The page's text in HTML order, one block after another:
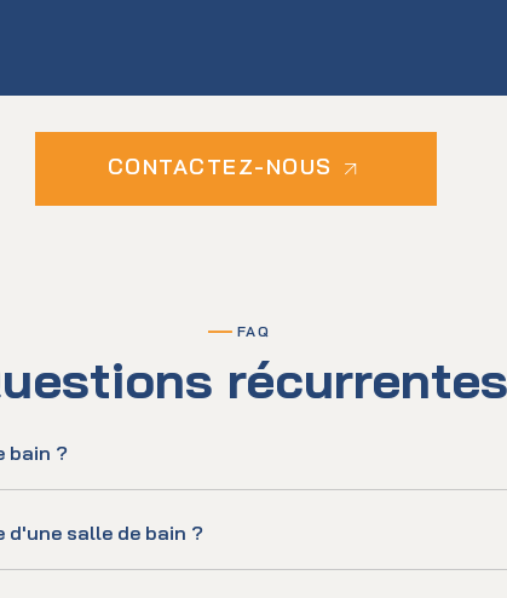
CONTACTEZ-NOUS
FAQ
récurrentes
bain ?
d'une salle de bain ?